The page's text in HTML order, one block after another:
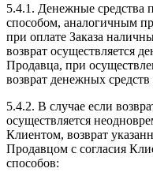
5.4.1. Денежные средства
способом, аналогичным
при оплате Заказа
возврат осуществляется
Продавца, при
возврат денежных
5.4.2. В случае если
осуществляется
Клиентом, возврат
Продавцом с согласия
способов: